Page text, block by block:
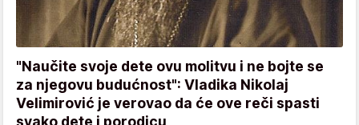
"Naučite svoje dete ovu molitvu i ne bojte se
za njegovu budućnost": Vladika Nikolaj
Velimirović je verovao da će ove reči spasti
svako dete i porodicu